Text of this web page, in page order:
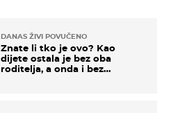
DANAS ŽIVI POVUČENO
Znate li tko je ovo? Kao
dijete ostala je bez oba
roditelja, a onda i bez